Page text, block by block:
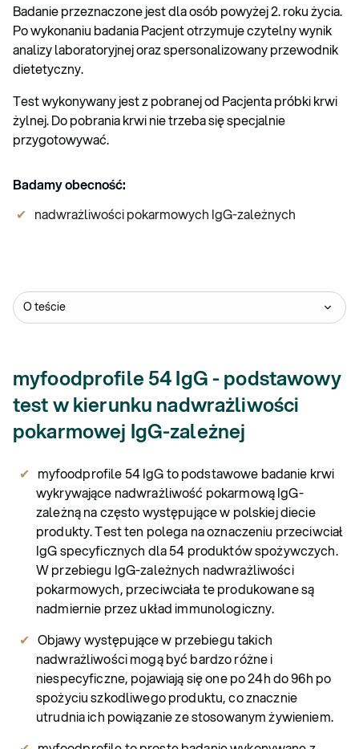
Badanie przeznaczone jest dla osób powyżej 2. roku życia.
Po wykonaniu badania Pacjent otrzymuje czytelny wynik
analizy laboratoryjnej oraz spersonalizowany przewodnik
dietetyczny.
Test wykonywany jest z pobranej od Pacjenta próbki krwi
żylnej. Do pobrania krwi nie trzeba się specjalnie
przygotowywać.
Badamy obecność:
nadwrażliwości pokarmowych IgG-zależnych
O teście
myfoodprofile 54 IgG - podstawowy
test w kierunku nadwrażliwości
pokarmowej IgG-zależnej
myfoodprofile 54 IgG to podstawowe badanie krwi
wykrywające nadwrażliwość pokarmową IgG-
zależną na często występujące w polskiej diecie
produkty. Test ten polega na oznaczeniu przeciwciał
IgG specyficznych dla 54 produktów spożywczych.
W przebiegu IgG-zależnych nadwrażliwości
pokarmowych, przeciwciała te produkowane są
nadmiernie przez układ immunologiczny.
Objawy występujące w przebiegu takich
nadwrażliwości mogą być bardzo różne i
niespecyficzne, pojawiają się one po 24h do 96h po
spożyciu szkodliwego produktu, co znacznie
utrudnia ich powiązanie ze stosowanym żywieniem.